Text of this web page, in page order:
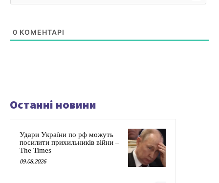
0 КОМЕНТАРІ
Останні новини
Удари України по рф можуть
посилити прихильників війни –
The Times
09.08.2026